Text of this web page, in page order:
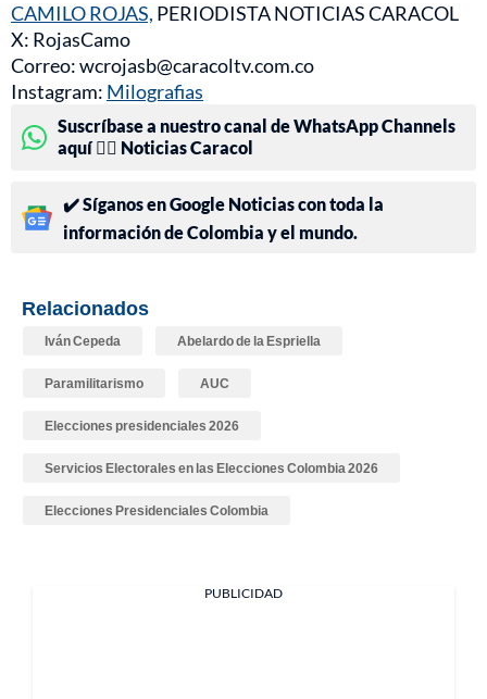
CAMILO ROJAS, PERIODISTA NOTICIAS CARACOL
X: RojasCamo
Correo: wcrojasb@caracoltv.com.co
Instagram: Milografias
Suscríbase a nuestro canal de WhatsApp Channels
aquí 👉🏻 Noticias Caracol
✔️ Síganos en Google Noticias con toda la
información de Colombia y el mundo.
Relacionados
Iván Cepeda Abelardo de la Espriella
Paramilitarismo AUC
Elecciones presidenciales 2026
Servicios Electorales en las Elecciones Colombia 2026
Elecciones Presidenciales Colombia
PUBLICIDAD